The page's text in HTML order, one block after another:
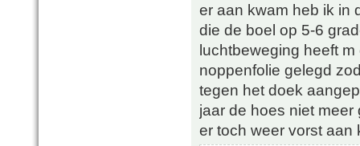
er aan kwam heb ik in
die de boel op 5-6
luchtbeweging heeft
noppenfolie gelegd
tegen het doek
jaar de hoes niet
er toch weer vorst aan